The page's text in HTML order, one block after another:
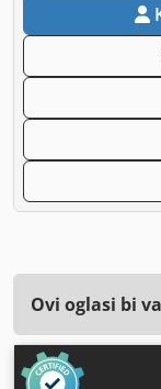
Ovi oglasi bi